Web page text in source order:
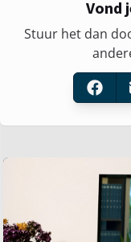
Vond
Stuur het dan